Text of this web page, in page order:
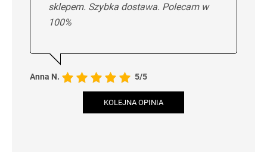
sklepem. Szybka dostawa. Polecam w
100%
Anna N. 5/5
KOLEJNA OPINIA